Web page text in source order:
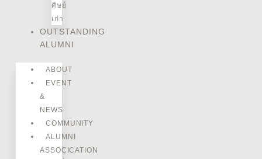
ศิษย์
เก่า
OUTSTANDING
ALUMNI
ABOUT
EVENT
&
NEWS
COMMUNITY
ALUMNI
ASSOCICATION